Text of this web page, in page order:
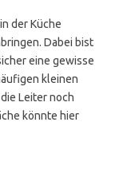
der Küche
Dabei bist
eine gewisse
kleinen
Leiter noch
könnte hier